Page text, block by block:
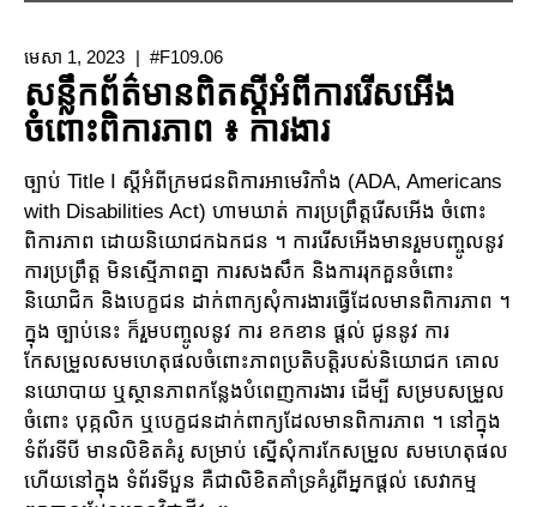
គាំទ្រ
កម្មវិធី
លើក
ទឹក
ការងារ
ក្រោម
Title
XVI
–
SSI
មេសា 1, 2023 #F109.06
សន្លឹកព័ត៌មានពិតស្តីអំពីការរើសអើង
ចំពោះពិការភាព ៖ ការងារ
ច្បាប់ Title I ស្តីអំពីក្រមជនពិការអាមេរិកាំង (ADA, Americans
with Disabilities Act) ហាមឃាត់ ការប្រព្រឹត្តរើសអើង ចំពោះ
ពិការភាព ដោយនិយោជកឯកជន ។ ការរើសអើងមានរួមបញ្ចូលនូវ
ការប្រព្រឹត្ត មិនស្មើភាពគ្នា ការសងសឹក និងការរុកគួនចំពោះ
និយោជិក និងបេក្ខជន ដាក់ពាក្យសុំការងារធ្វើដែលមានពិការភាព ។
ក្នុង ច្បាប់នេះ ក៏រួមបញ្ចូលនូវ ការ ខកខាន ផ្តល់ ជូននូវ ការ
កែសម្រួលសមហេតុផលចំពោះភាពប្រតិបត្តិរបស់និយោជក គោល
នយោបាយ ឬស្ថានភាពកន្លែងបំពេញការងារ ដើម្បី សម្របសម្រួល
ចំពោះ បុគ្កលិក ឬបេក្ខជនដាក់ពាក្យដែលមានពិការភាព ។ នៅក្នុង
ទំព័រទីបី មានលិខិតគំរូ សម្រាប់ ស្នើសុំការកែសម្រួល សមហេតុផល
ហើយនៅក្នុង ទំព័រទីបួន គឺជាលិខិតគាំទ្រគំរូពីអ្នកផ្តល់ សេវាកម្ម